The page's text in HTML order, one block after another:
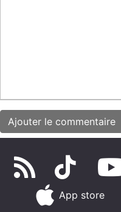
App store